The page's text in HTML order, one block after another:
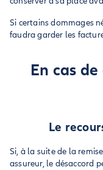
Si certains dommages
faudra garder les
En cas
Le
Si, à la suite de la
assureur, le désaccord